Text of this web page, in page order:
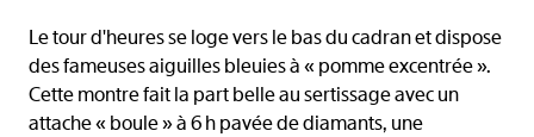
Le tour d'heures se loge vers le bas du cadran et dispose
des fameuses aiguilles bleuies à « pomme excentrée ».
Cette montre fait la part belle au sertissage avec un
attache « boule » à 6 h pavée de diamants, une